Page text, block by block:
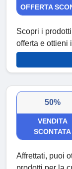
OFFERTA
Scopri i
offerta e ottieni
50%
VENDITA
SCONTATA
Affrettati, puoi